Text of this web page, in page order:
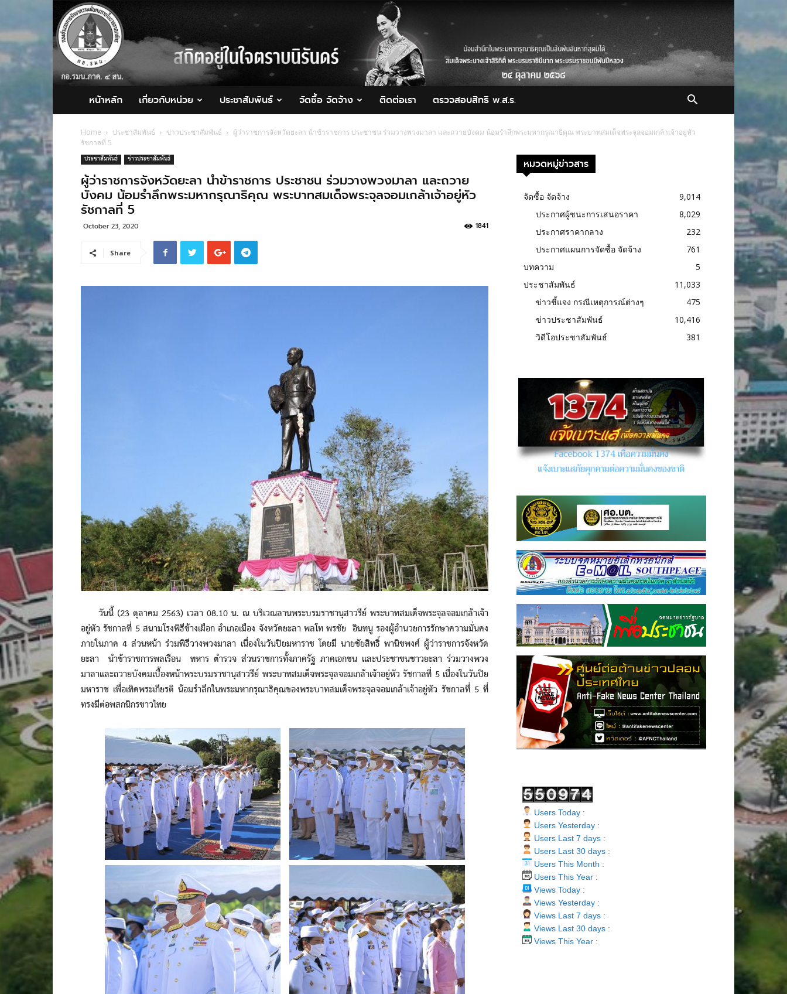
กอ.รมน.ภาค
4
สน.
หน้าหลัก เกี่ยวกับหน่วย ประชาสัมพันธ์ จัดซื้อ จัดจ้าง ติดต่อเรา ตรวจสอบสิทธิ พ.ส.ร.
Home ประชาสัมพันธ์ ข่าวประชาสัมพันธ์
ผู้ว่าราชการจังหวัดยะลา นำข้าราชการ ประชาชน ร่วมวางพวงมาลา และถวายบังคม น้อมรำลึกพระมหากรุณาธิคุณ พระบาทสมเด็จพระจุลจอมเกล้าเจ้าอยู่หัว
รัชกาลที่ 5
ประชาสัมพันธ์ ข่าวประชาสัมพันธ์
ผู้ว่าราชการจังหวัดยะลา นำข้าราชการ ประชาชน ร่วมวางพวงมาลา และถวาย
บังคม น้อมรำลึกพระมหากรุณาธิคุณ พระบาทสมเด็จพระจุลจอมเกล้าเจ้าอยู่หัว
รัชกาลที่ 5
October 23, 2020 1841
Share
วันนี้ (23 ตุลาคม 2563) เวลา 08.10 น. ณ บริเวณลานพระบรมราชานุสาวรีย์ พระบาทสมเด็จพระจุลจอมเกล้าเจ้า
อยู่หัว รัชกาลที่ 5 สนามโรงพิธีช้างเผือก อำเภอเมือง จังหวัดยะลา พลโท พรชัย อินทนู รองผู้อำนวยการรักษาความมั่นคง
ภายในภาค 4 ส่วนหน้า ร่วมพิธีวางพวงมาลา เนื่องในวันปิยมหาราช โดยมี นายชัยสิทธิ์ พานิชพงศ์ ผู้ว่าราชการจังหวัด
ยะลา นำข้าราชการพลเรือน ทหาร ตำรวจ ส่วนราชการทั้งภาครัฐ ภาคเอกชน และประชาชนชาวยะลา ร่วมวางพวง
มาลาและถวายบังคมเบื้องหน้าพระบรมราชานุสาวรีย์ พระบาทสมเด็จพระจุลจอมเกล้าเจ้าอยู่หัว รัชกาลที่ 5 เนื่องในวันปิย
มหาราช เพื่อเทิดพระเกียรติ น้อมรำลึกในพระมหากรุณาธิคุณของพระบาทสมเด็จพระจุลจอมเกล้าเจ้าอยู่หัว รัชกาลที่ 5 ที่
ทรงมีต่อพสกนิกรชาวไทย
หมวดหมู่ข่าวสาร
จัดซื้อ จัดจ้าง
9,014
ประกาศผู้ชนะการเสนอราคา
8,029
ประกาศราคากลาง
232
ประกาศแผนการจัดซื้อ จัดจ้าง
761
บทความ
5
ประชาสัมพันธ์
11,033
ข่าวชี้แจง กรณีเหตุการณ์ต่างๆ
475
ข่าวประชาสัมพันธ์
10,416
วิดีโอประชาสัมพันธ์
381
Users Today :
Users Yesterday :
Users Last 7 days :
Users Last 30 days :
Users This Month :
Users This Year :
Views Today :
Views Yesterday :
Views Last 7 days :
Views Last 30 days :
Views This Year :